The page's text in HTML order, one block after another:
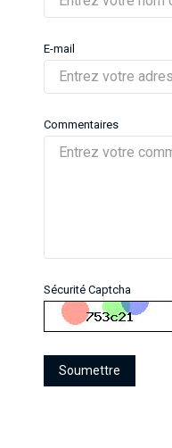
E-mail
Commentaires
Sécurité Captcha
Soumettre